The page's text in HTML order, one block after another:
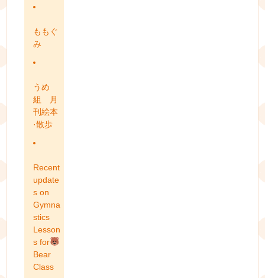
ももぐ
み
うめ
組 月
刊絵本
·散歩
Recent
update
s on
Gymna
stics
Lesson
s for
Bear
Class